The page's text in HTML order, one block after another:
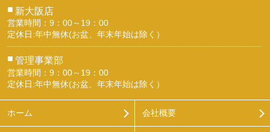
■ 新大阪店
営業時間：9：00～19：00
定休日:年中無休(お盆、年末年始は除く）
■ 管理事業部
営業時間：9：00～19：00
定休日:年中無休(お盆、年末年始は除く）
ホーム 会社概要